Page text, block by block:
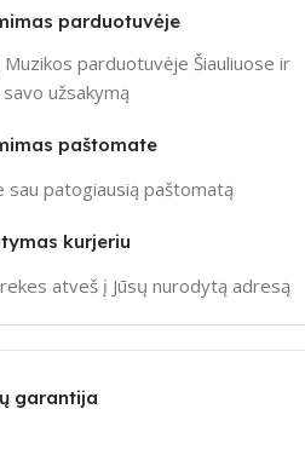
parduotuvėje
parduotuvėje Šiauliuose ir
užsakymą
paštomate
sau patogiausią paštomatą
kurjeriu
atveš į Jūsų nurodytą adresą
garantija